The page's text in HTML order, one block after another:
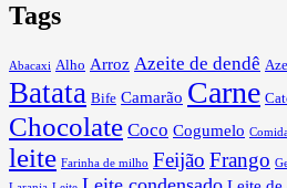
Tags
Abacaxi Alho Arroz Azeite de dendê
Batata Bife Camarão Carne
Chocolate Coco Cogumelo
leite Farinha de milho Feijão Frango